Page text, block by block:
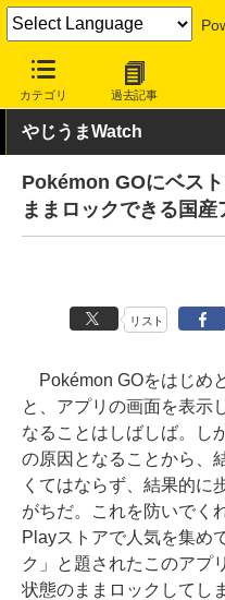
カテゴリ 過去記事
INTERNET Watch トピック
やじうまWatch
Pokémon GOにベス
ままロックできる国産
リスト
Pokémon GOをはじめ
と、アプリの画面を表示
なることはしばしば。し
の原因となることから、
くてはならず、結果的に
がちだ。これを防いでく
Playストアで人気を集め
ク」と題されたこのアプ
状態のままロックしてし